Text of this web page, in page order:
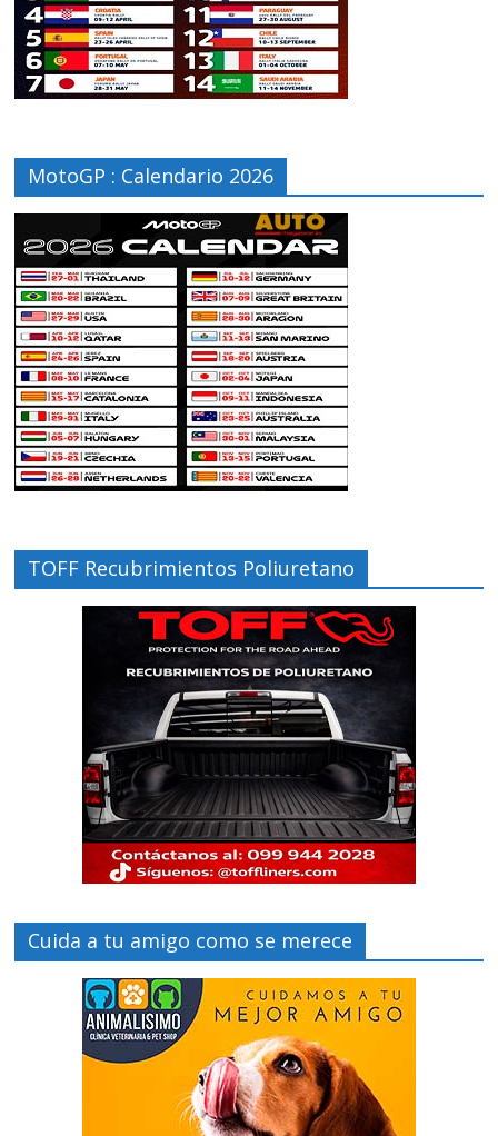
MotoGP : Calendario 2026
TOFF Recubrimientos Poliuretano
Cuida a tu amigo como se merece